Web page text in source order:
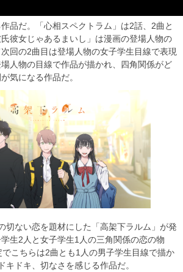
品だ。「心相スペクトラム」は2話、2曲と
彼女じゃあるまいし」は漫画の登場人物の
回の2曲目は登場人物の女子学生目線で表現
人物の目線で作品が描かれ、四角関係がど
気になる作品だ。
切ない恋を題材にした「高架下ラルム」が発
生2人と女子学生1人の三角関係の恋の物
こちらは2曲とも1人の男子学生目線で描か
キドキ、切なさを感じる作品だ。